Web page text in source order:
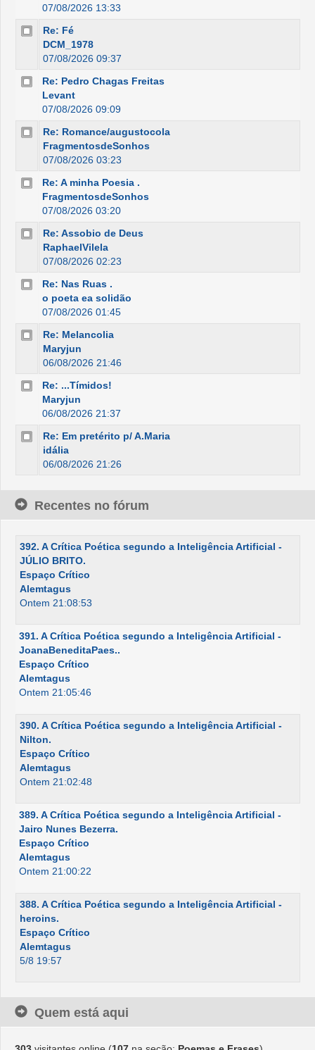
07/08/2026 13:33
Re: Fé
DCM_1978
07/08/2026 09:37
Re: Pedro Chagas Freitas
Levant
07/08/2026 09:09
Re: Romance/augustocola
FragmentosdeSonhos
07/08/2026 03:23
Re: A minha Poesia .
FragmentosdeSonhos
07/08/2026 03:20
Re: Assobio de Deus
RaphaelVilela
07/08/2026 02:23
Re: Nas Ruas .
o poeta ea solidão
07/08/2026 01:45
Re: Melancolia
Maryjun
06/08/2026 21:46
Re: ...Tímidos!
Maryjun
06/08/2026 21:37
Re: Em pretérito p/ A.Maria
idália
06/08/2026 21:26
Recentes no fórum
392. A Crítica Poética segundo a Inteligência Artificial -
JÚLIO BRITO.
Espaço Crítico
Alemtagus
Ontem 21:08:53
391. A Crítica Poética segundo a Inteligência Artificial -
JoanaBeneditaPaes..
Espaço Crítico
Alemtagus
Ontem 21:05:46
390. A Crítica Poética segundo a Inteligência Artificial -
Nilton.
Espaço Crítico
Alemtagus
Ontem 21:02:48
389. A Crítica Poética segundo a Inteligência Artificial -
Jairo Nunes Bezerra.
Espaço Crítico
Alemtagus
Ontem 21:00:22
388. A Crítica Poética segundo a Inteligência Artificial -
heroins.
Espaço Crítico
Alemtagus
5/8 19:57
Quem está aqui